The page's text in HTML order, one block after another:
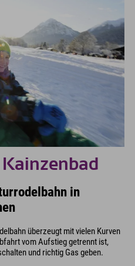
in
überzeugt mit vielen Kurven
vom Aufstieg getrennt ist,
und richtig Gas geben.